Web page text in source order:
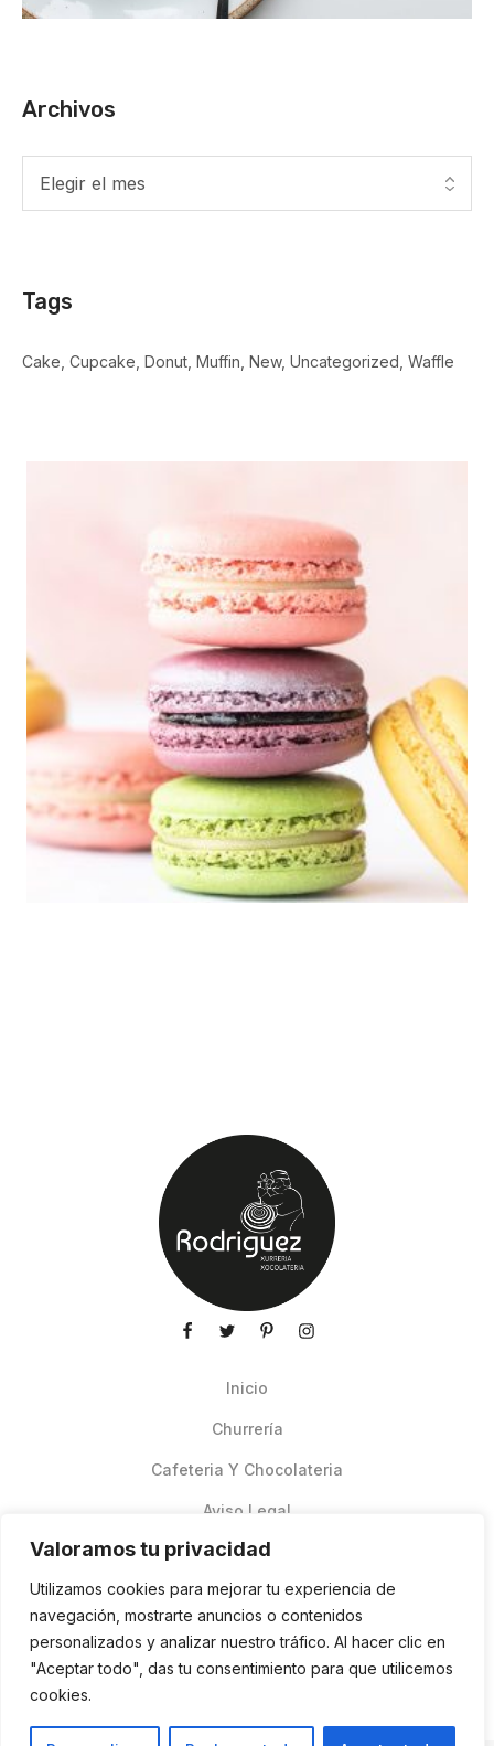
Valoramos tu privacidad
Utilizamos cookies para mejorar tu experiencia de
navegación, mostrarte anuncios o contenidos
personalizados y analizar nuestro tráfico. Al hacer clic en
"Aceptar todo", das tu consentimiento para que utilicemos
cookies.
Archivos
Tags
Cake Cupcake Donut Muffin New Uncategorized Waffle
Inicio
Churrería
Cafeteria Y Chocolateria
Aviso Legal
Pedidos Online Glovo
Contacto